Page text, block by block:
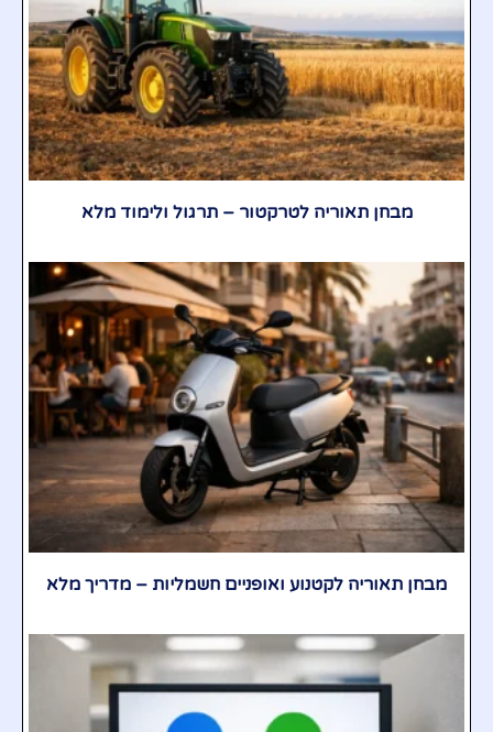
מבחן תאוריה לטרקטור – תרגול ולימוד מלא
מבחן תאוריה לקטנוע ואופניים חשמליות – מדריך מלא